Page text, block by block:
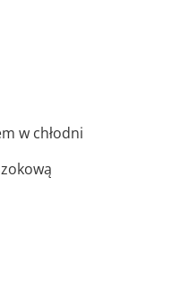
w chłodni